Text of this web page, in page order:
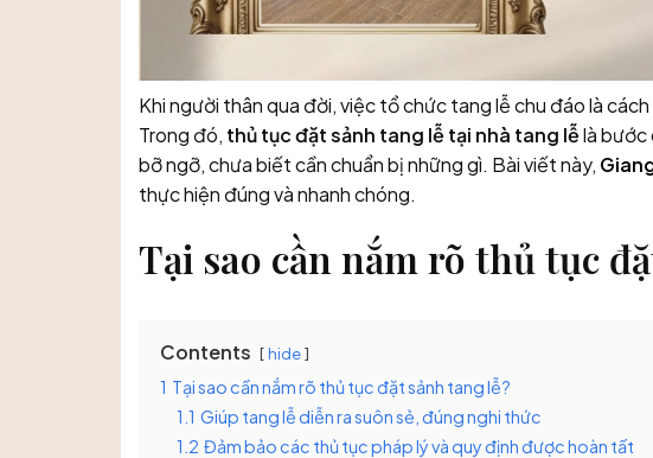
Khi người thân qua đời, việc tổ chức tang lễ chu đáo là
Trong đó, thủ tục đặt sảnh tang lễ tại nhà tang lễlà bước
bỡ ngỡ, chưa biết cần chuẩn bị những gì. Bài viết này,
thực hiện đúng và nhanh chóng.
Tại sao cần nắm rõ thủ tục
Contents hide
1 Tại sao cần nắm rõ thủ tục đặt sảnh tang lễ?
1.1 Giúp tang lễ diễn ra suôn sẻ, đúng nghi thức
1.2 Đảm bảo các thủ tục pháp lý và quy định được hoàn tất